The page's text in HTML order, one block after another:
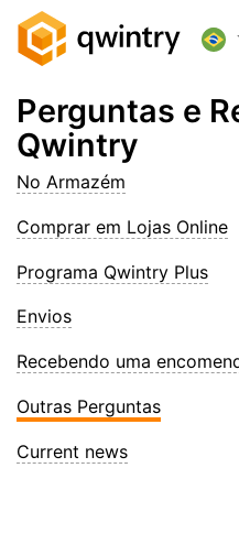
Perguntas e
Qwintry
No Armazém
Comprar em Lojas Online
Programa Qwintry Plus
Envios
Recebendo uma
Outras Perguntas
Current news